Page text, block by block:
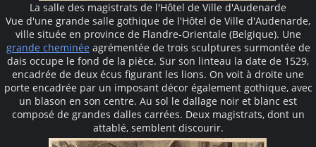
La salle des magistrats de l'Hôtel de Ville d'Audenarde
Vue d'une grande salle gothique de l'Hôtel de Ville d'Audenarde,
ville située en province de Flandre-Orientale (Belgique). Une
grande cheminéeagrémentée de trois sculptures surmontée de
dais occupe le fond de la pièce. Sur son linteau la date de 1529,
encadrée de deux écus figurant les lions. On voit à droite une
porte encadrée par un imposant décor également gothique, avec
un blason en son centre. Au sol le dallage noir et blanc est
composé de grandes dalles carrées. Deux magistrats, dont un
attablé, semblent discourir.